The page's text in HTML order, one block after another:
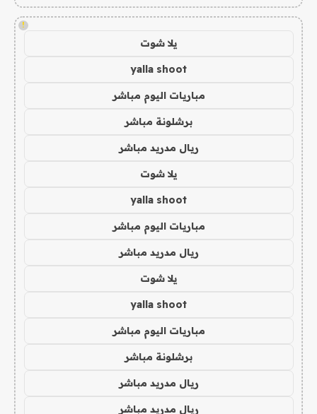
!
يلا شوت
yalla shoot
مباريات اليوم مباشر
برشلونة مباشر
ريال مدريد مباشر
يلا شوت
yalla shoot
مباريات اليوم مباشر
ريال مدريد مباشر
يلا شوت
yalla shoot
مباريات اليوم مباشر
برشلونة مباشر
ريال مدريد مباشر
ريال مدريد مباشر